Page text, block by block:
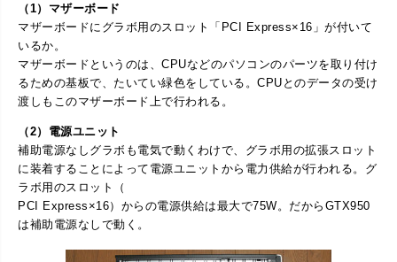
（1）マザーボード
マザーボードにグラボ用のスロット「PCI Express×16」が付いて
いるか。
マザーボードというのは、CPUなどのパソコンのパーツを取り付け
るための基板で、たいてい緑色をしている。CPUとのデータの受け
渡しもこのマザーボード上で行われる。
（2）電源ユニット
補助電源なしグラボも電気で動くわけで、グラボ用の拡張スロット
に装着することによって電源ユニットから電力供給が行われる。グ
ラボ用のスロット（
PCI Express×16）からの電源供給は最大で75W。だからGTX950
は補助電源なしで動く。